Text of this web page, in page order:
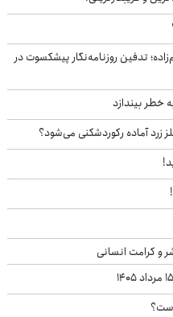
تدفین روزنامه‌نگار پیشکسوت در
خطر بیندازد
زرد آماده رکوردشکنی می‌شود؟
کرامت انسانی